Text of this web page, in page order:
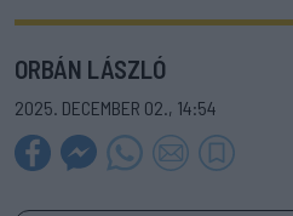
ORBÁN LÁSZLÓ
2025. DECEMBER 02., 14:54